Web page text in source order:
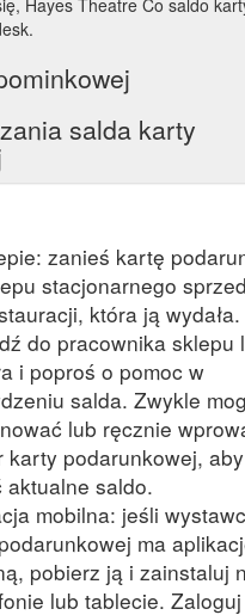
salda karty
zanieś kartę
stacjonarnego
która ją wydała.
do pracownika sklepu
i poproś o pomoc w
salda. Zwykle
lub ręcznie
karty podarunkowej, aby
aktualne saldo.
mobilna: jeśli
ma
pobierz ją i zainstaluj
lub tablecie.